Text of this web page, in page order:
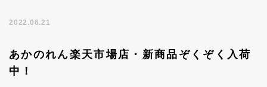
2022.06.21
あかのれん楽天市場店・新商品ぞくぞく入荷
中！